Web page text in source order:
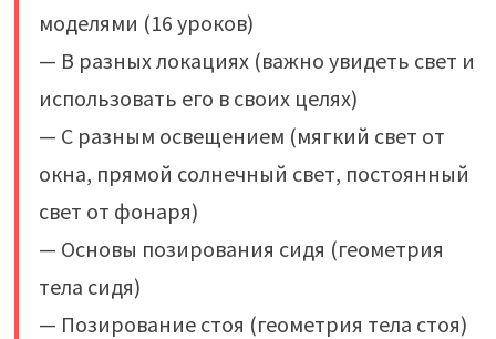
моделями (16 уроков)
— В разных локациях (важно увидеть свет и
использовать его в своих целях)
— С разным освещением (мягкий свет от
окна, прямой солнечный свет, постоянный
свет от фонаря)
— Основы позирования сидя (геометрия
тела сидя)
— Позирование стоя (геометрия тела стоя)